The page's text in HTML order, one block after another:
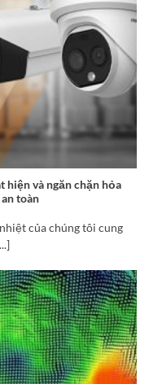
hiện và ngăn chặn hỏa
toàn
của chúng tôi cung